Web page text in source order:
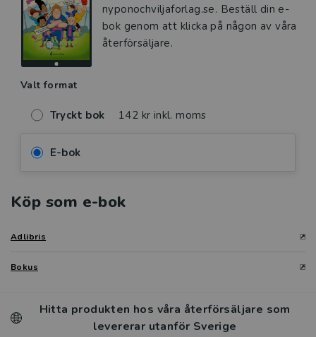
nyponochviljaforlag.se. Beställ din e-
bok genom att klicka på någon av våra
återförsäljare.
Valt format
Tryckt bok 142 kr inkl. moms
E-bok
Köp som e-bok
Adlibris
Bokus
Hitta produkten hos våra återförsäljare som
levererar utanför Sverige